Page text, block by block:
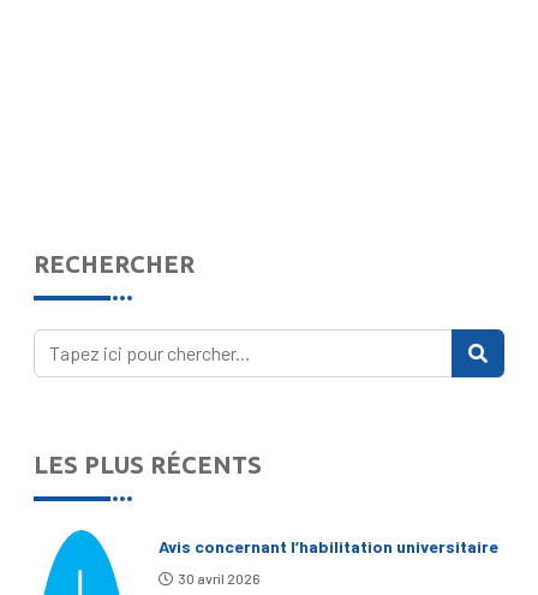
RECHERCHER
LES PLUS RÉCENTS
Avis concernant l’habilitation universitaire
30 avril 2026